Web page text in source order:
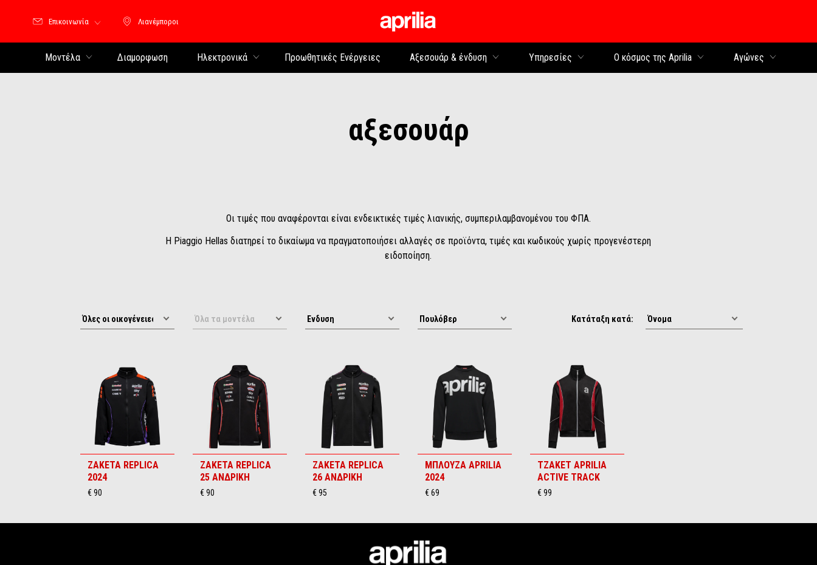
Λιανέμποροι
Λιανέμποροι
Επικοινωνία
Μοντέλα Διαμορφωση Ηλεκτρονικά Προωθητικές Ενέργειες Αξεσουάρ & ένδυση Υπηρεσίες Ο κόσμος της Aprilia Αγώνες
αξεσουάρ
Οι τιμές που αναφέρονται είναι ενδεικτικές τιμές λιανικής, συμπεριλαμβανομένου του ΦΠΑ.
Η Piaggio Hellas διατηρεί το δικαίωμα να πραγματοποιήσει αλλαγές σε προϊόντα, τιμές και κωδικούς χωρίς προγενέστερη
ειδοποίηση.
Κατάταξη κατά:
ΖΑΚΕΤΑ REPLICA
2024
€ 90
ΖΑΚΕΤΑ REPLICA
25 ΑΝΔΡΙΚΗ
€ 90
ΖΑΚΕΤΑ REPLICA
26 ΑΝΔΡΙΚΗ
€ 95
ΜΠΛΟΥΖΑ APRILIA
2024
€ 69
ΤΖΑΚΕΤ APRILIA
ACTIVE TRACK
€ 99